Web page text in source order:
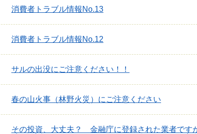
消費者トラブル情報No.13
消費者トラブル情報No.12
サルの出没にご注意ください！！
春の山火事（林野火災）にご注意ください
その投資、大丈夫？ 金融庁に登録された業者で